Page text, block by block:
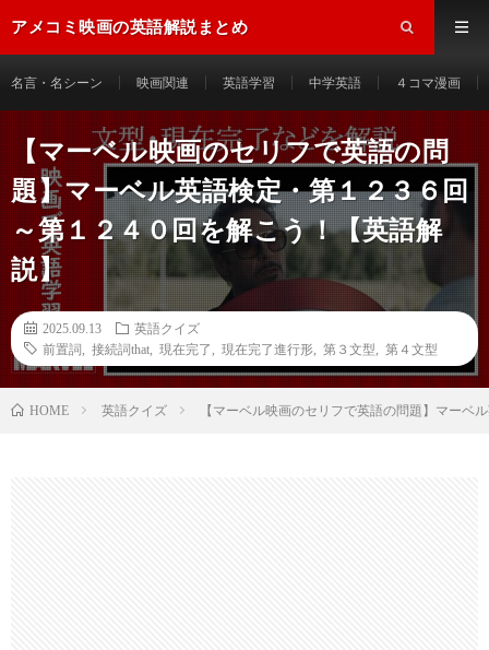
アメコミ映画の英語解説まとめ
名言・名シーン 映画関連 英語学習 中学英語 ４コマ漫画
【マーベル映画のセリフで英語の問
題】マーベル英語検定・第１２３６回
～第１２４０回を解こう！【英語解
説】
2025.09.13
英語クイズ
前置詞
接続詞that 現在完了 現在完了進行形 第３文型 第４文型
HOME 英語クイズ 【マーベル映画のセリフで英語の問題】マーベ